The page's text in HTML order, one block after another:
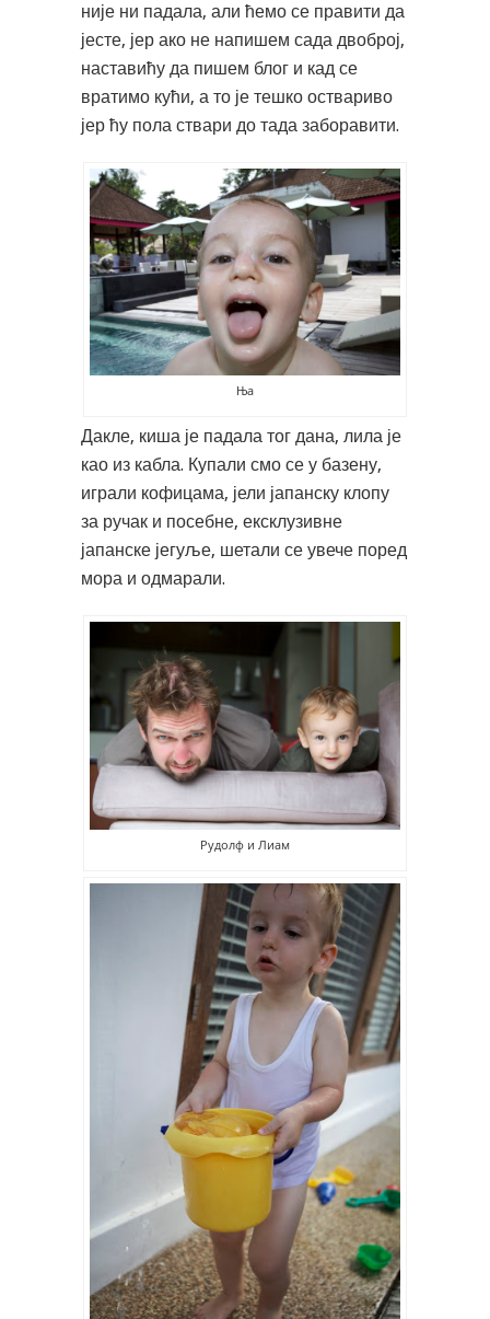
није ни падала, али ћемо се правити да
јесте, јер ако не напишем сада двоброј,
наставићу да пишем блог и кад се
вратимо кући, а то је тешко оствариво
јер ћу пола ствари до тада заборавити.
Ња
Дакле, киша је падала тог дана, лила је
као из кабла. Купали смо се у базену,
играли кофицама, јели јапанску клопу
за ручак и посебне, ексклузивне
јапанске јегуље, шетали се увече поред
мора и одмарали.
Рудолф и Лиам